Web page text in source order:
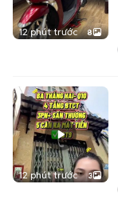
12 phút trước 8
12 phút trước 3